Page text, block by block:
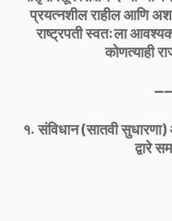
प्रयत्नशील राहील आणि
राष्ट्रपती स्वत:ला
कोणत्याही
१. संविधान (सातवी
द्वारे